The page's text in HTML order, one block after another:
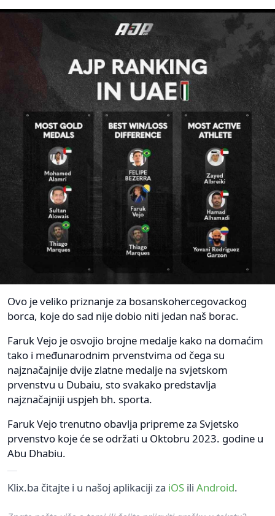
Ovo je veliko priznanje za bosanskohercegovackog
borca, koje do sad nije dobio niti jedan naš borac.
Faruk Vejo je osvojio brojne medalje kako na domaćim
tako i međunarodnim prvenstvima od čega su
najznačajnije dvije zlatne medalje na svjetskom
prvenstvu u Dubaiu, sto svakako predstavlja
najznačajniji uspjeh bh. sporta.
Faruk Vejo trenutno obavlja pripreme za Svjetsko
prvenstvo koje će se održati u Oktobru 2023. godine u
Abu Dhabiu.
Klix.ba čitajte i u našoj aplikaciji za iOS ili Android.